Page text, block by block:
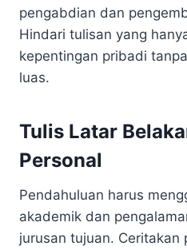
pengabdian dan
Hindari tulisan yang
kepentingan pribadi
luas.
Tulis Latar
Personal
Pendahuluan harus
akademik dan
jurusan tujuan. Ceritakan